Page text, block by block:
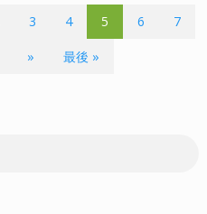
3 4 5 6 7
» 最後 »